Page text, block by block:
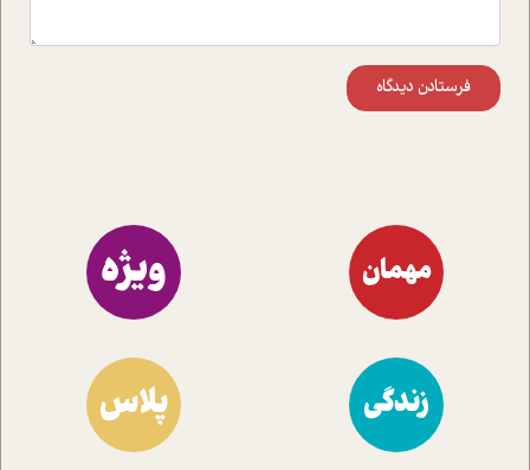
فرستادن دیدگاه
مهمان ویژه
زندگی پلاس